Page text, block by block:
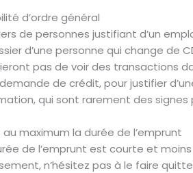
d’ordre général
de personnes justifiant d’un
d’une personne qui change de
pas de voir des transactions
de crédit, pour justifier
qui sont rarement des
au maximum la durée de l’emprunt
de l’emprunt est courte et
n’hésitez pas à le faire